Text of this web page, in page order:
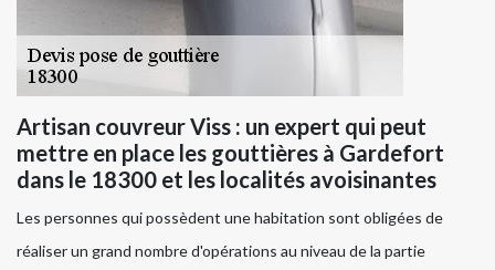
Artisan couvreur Viss : un expert qui peut
mettre en place les gouttières à Gardefort
dans le 18300 et les localités avoisinantes
Les personnes qui possèdent une habitation sont obligées de
réaliser un grand nombre d'opérations au niveau de la partie